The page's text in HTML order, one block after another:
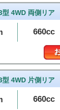
型 4WD 両側リア
660cc
型 4WD 片側リア
660cc